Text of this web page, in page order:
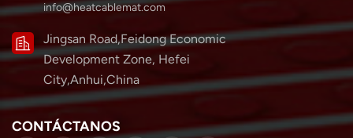
info@heatcablemat.com
Jingsan Road,Feidong Economic
Development Zone, Hefei
City,Anhui,China
CONTÁCTANOS